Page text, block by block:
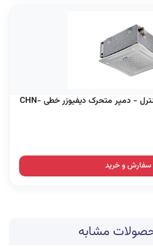
فن کویل کاستی چهارلوله با کنترل - دمپر متحرک دیفیوزر خطی CHN-
سفارش و خرید
مشابه